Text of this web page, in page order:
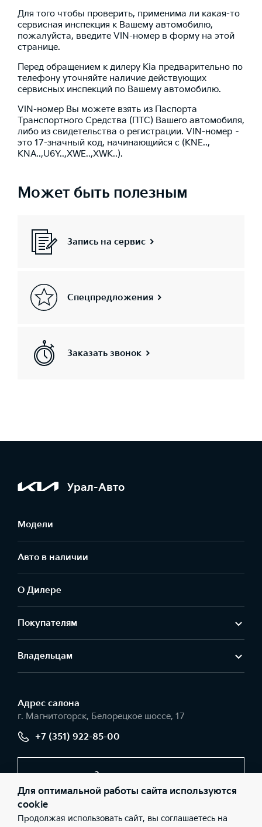
Для того чтобы проверить, применима ли какая-то
сервисная инспекция к Вашему автомобилю,
пожалуйста, введите VIN-номер в форму на этой
странице.
Перед обращением к дилеру Kia предварительно по
телефону уточняйте наличие действующих
сервисных инспекций по Вашему автомобилю.
VIN-номер Вы можете взять из Паспорта
Транспортного Средства (ПТС) Вашего автомобиля,
либо из свидетельства о регистрации. VIN-номер –
это 17-значный код, начинающийся с (KNE..,
KNA..,U6Y..,XWE..,XWK..).
Может быть полезным
Запись на сервис
Спецпредложения
Заказать звонок
Урал-Авто
Модели
Авто в наличии
О Дилере
Покупателям
Владельцам
Адрес салонa
г. Магнитогорск, Белорецкое шоссе, 17
+7 (351) 922-85-00
Заказать звонок
© 2026 Юридические лица ООО «Урал-Авто» (Фактический
Для оптимальной работы сайта используются
cookie
Продолжая использовать сайт, вы соглашаетесь на